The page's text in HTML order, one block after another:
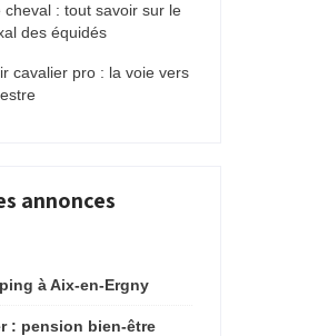
: tout savoir sur le
des équidés
cavalier pro : la voie vers
annonces
à Aix-en-Ergny
: pension bien-être